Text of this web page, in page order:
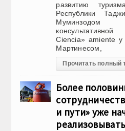
развитию
Республики
Муминзодом
Ciencia» amiente
Мартинесом,
Прочитать полный
Более
и пути» уже